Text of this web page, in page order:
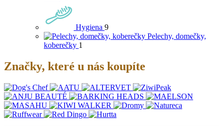
Hygiena 9
Pelechy, domečky,
koberečky 1
Značky, které u nás koupíte